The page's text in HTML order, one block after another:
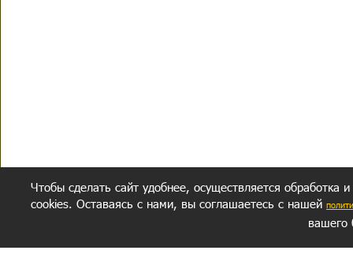
Чтобы сделать сайт удобнее, осуществляется обработка
cookies. Оставаясь с нами, вы соглашаетесь с нашей
вашего